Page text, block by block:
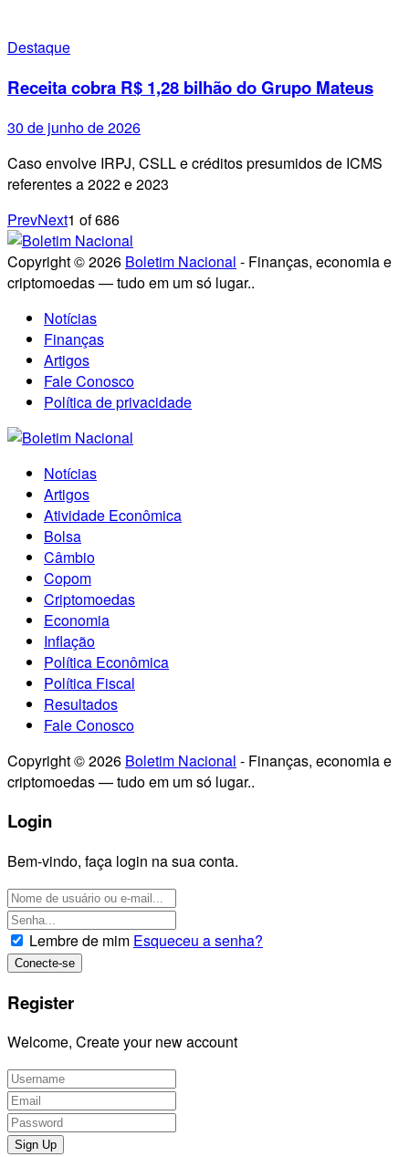
Destaque
Receita cobra R$ 1,28 bilhão do Grupo Mateus
30 de junho de 2026
Caso envolve IRPJ, CSLL e créditos presumidos de ICMS
referentes a 2022 e 2023
PrevNext1 of686
Copyright © 2026 Boletim Nacional - Finanças, economia e
criptomoedas — tudo em um só lugar..
Notícias
Finanças
Artigos
Fale Conosco
Política de privacidade
Notícias
Artigos
Atividade Econômica
Bolsa
Câmbio
Copom
Criptomoedas
Economia
Inflação
Política Econômica
Política Fiscal
Resultados
Fale Conosco
Copyright © 2026 Boletim Nacional - Finanças, economia e
criptomoedas — tudo em um só lugar..
Login
Bem-vindo, faça login na sua conta.
Lembre de mim Esqueceu a senha?
Register
Welcome, Create your new account